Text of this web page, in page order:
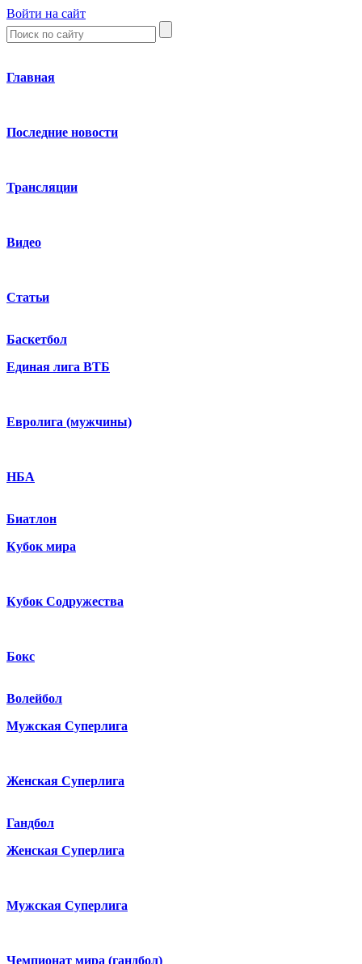
Войти на сайт
Главная
Последние новости
Трансляции
Видео
Статьи
Баскетбол
Единая лига ВТБ
Евролига (мужчины)
НБА
Биатлон
Кубок мира
Кубок Содружества
Бокс
Волейбол
Мужская Суперлига
Женская Суперлига
Гандбол
Женская Суперлига
Мужская Суперлига
Чемпионат мира (гандбол)